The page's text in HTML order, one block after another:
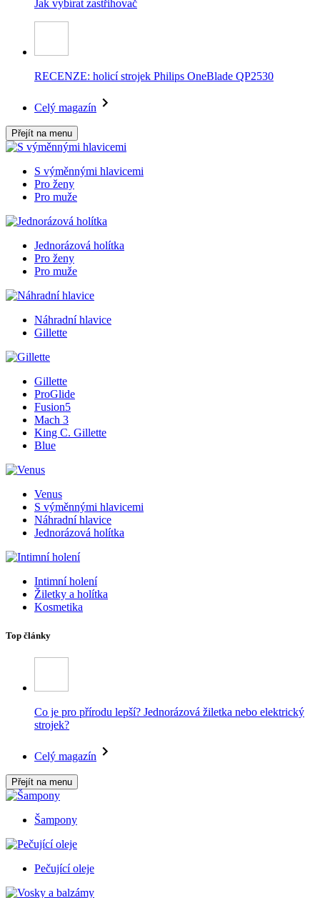
Jak vybírat zastřihovač
RECENZE: holicí strojek Philips OneBlade QP2530
Celý magazín
Přejít na menu
S výměnnými hlavicemi
Pro ženy
Pro muže
Jednorázová holítka
Pro ženy
Pro muže
Náhradní hlavice
Gillette
Gillette
ProGlide
Fusion5
Mach 3
King C. Gillette
Blue
Venus
S výměnnými hlavicemi
Náhradní hlavice
Jednorázová holítka
Intimní holení
Žiletky a holítka
Kosmetika
Top články
Co je pro přírodu lepší? Jednorázová žiletka nebo elektrický
strojek?
Celý magazín
Přejít na menu
Šampony
Pečující oleje